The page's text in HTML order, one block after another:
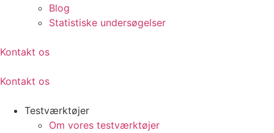
Blog
Statistiske undersøgelser
Kontakt os
Kontakt os
Testværktøjer
Om vores testværktøjer